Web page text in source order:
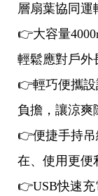
層扇葉協同運
👉大容量
輕鬆應對戶外
👉輕巧便攜設
負擔，讓涼爽
👉便捷手持吊
在、使用更便
👉USB快速充